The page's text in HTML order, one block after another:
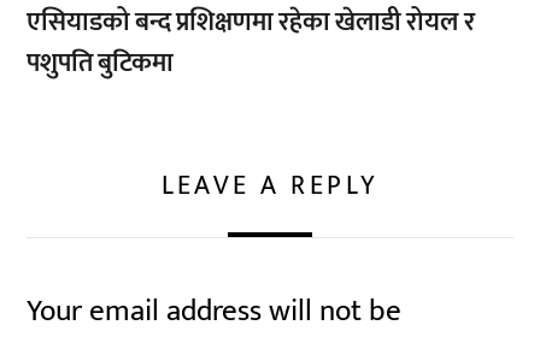
एसियाडको बन्द प्रशिक्षणमा रहेका खेलाडी रोयल र
पशुपति बुटिकमा
LEAVE A REPLY
Your email address will not be